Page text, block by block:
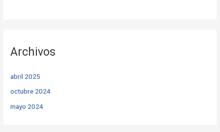
Archivos
abril 2025
octubre 2024
mayo 2024